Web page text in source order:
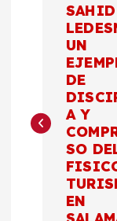
e
SAHID
UN
DE
A Y
SO
EN